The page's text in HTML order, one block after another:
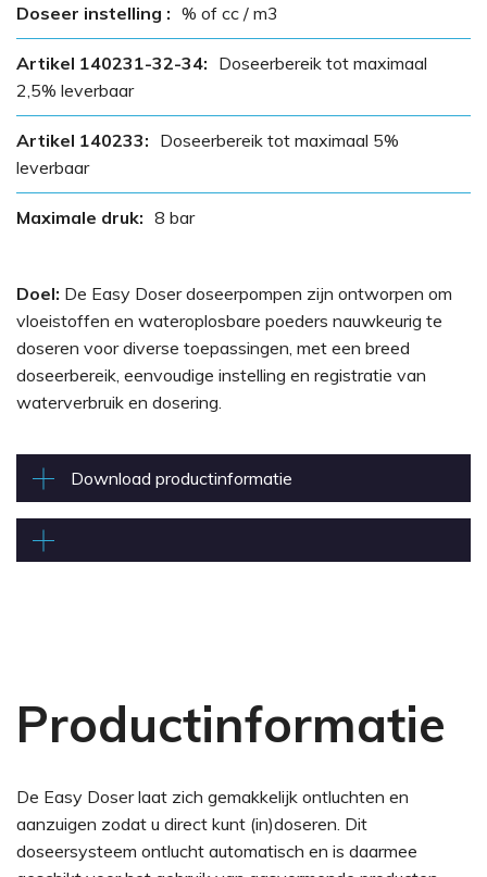
Doseer instelling : % of cc / m3
Artikel 140231-32-34: Doseerbereik tot maximaal
2,5% leverbaar
Artikel 140233: Doseerbereik tot maximaal 5%
leverbaar
Maximale druk: 8 bar
Doel: De Easy Doser doseerpompen zijn ontworpen om
vloeistoffen en wateroplosbare poeders nauwkeurig te
doseren voor diverse toepassingen, met een breed
doseerbereik, eenvoudige instelling en registratie van
waterverbruik en dosering.
Download productinformatie
Productinformatie
De Easy Doser laat zich gemakkelijk ontluchten en
aanzuigen zodat u direct kunt (in)doseren. Dit
doseersysteem ontlucht automatisch en is daarmee